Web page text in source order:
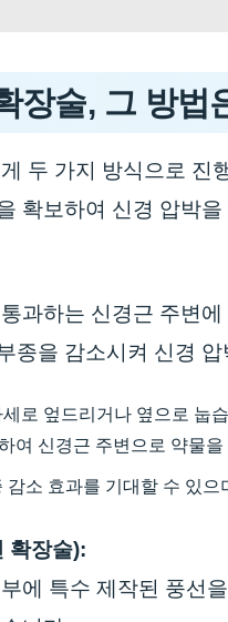
장술, 그 방법
두 가지 방식으로 진
확보하여 신경 압박
과하는 신경근 주변
종을 감소시켜 신경
로 엎드리거나 옆으로 눕
여 신경근 주변으로 약물을
감소 효과를 기대할 수 있
확장술):
에 특수 제작된 풍선